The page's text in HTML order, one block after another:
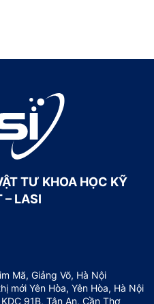
TƯ KHOA HỌC KỸ
– LASI
Mã, Giảng Võ, Hà Nội
mới Yên Hòa, Yên Hòa, Hà Nội
91B, Tân An, Cần Thơ